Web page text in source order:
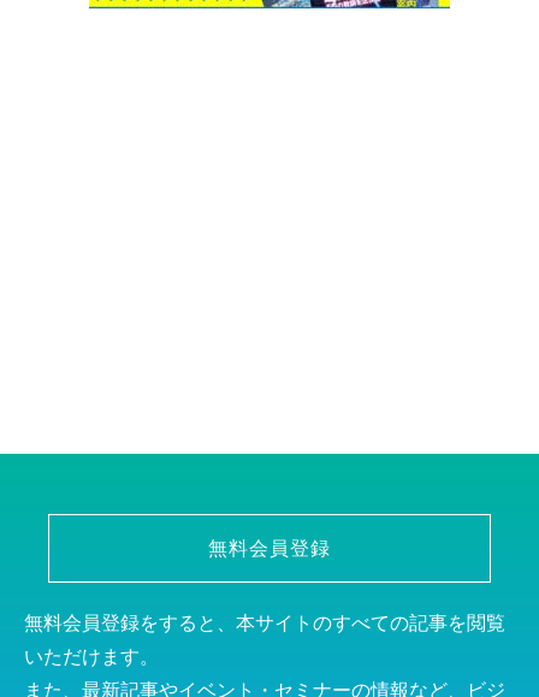
無料会員登録
無料会員登録をすると、本サイトのすべての記事を閲覧
いただけます。
また、最新記事やイベント・セミナーの情報など、ビジ